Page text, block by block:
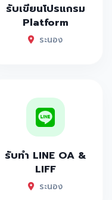
รับเขียนโปรแกรม
Platform
ระนอง
รับทำ LINE OA &
LIFF
ระนอง